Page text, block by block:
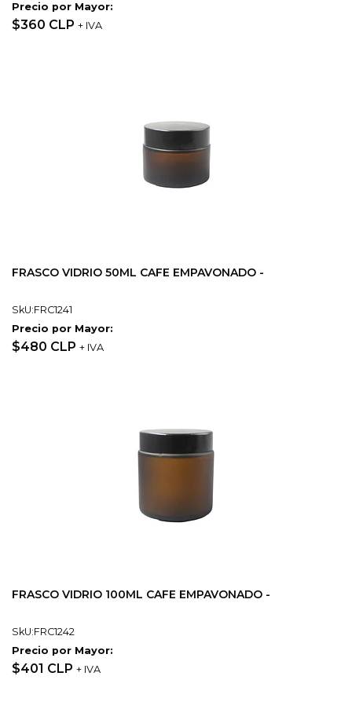
Precio por Mayor:
$360 CLP + IVA
FRASCO VIDRIO 50ML CAFE EMPAVONADO -
SkU:FRC1241
Precio por Mayor:
$480 CLP + IVA
FRASCO VIDRIO 100ML CAFE EMPAVONADO -
SkU:FRC1242
Precio por Mayor:
$401 CLP + IVA